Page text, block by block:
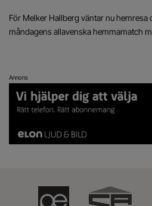
För Melker Hallberg väntar nu
måndagens allavenska hemmamatch
Annons